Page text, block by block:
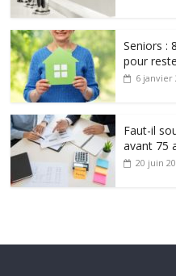
Seniors :
pour
6 janvier
Faut-il
avant 75
20 juin